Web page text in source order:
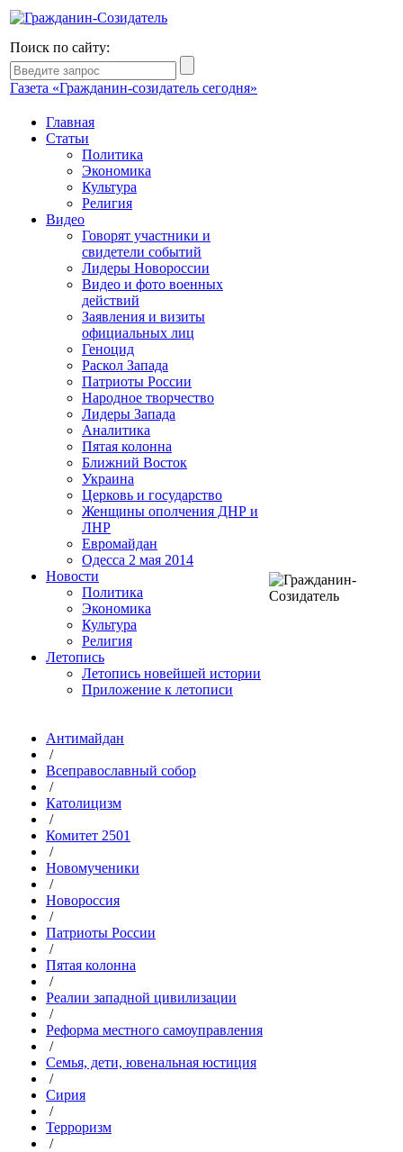
Поиск по сайту:
Газета «Гражданин-созидатель сегодня»
Главная
Статьи
Политика
Экономика
Культура
Религия
Видео
Говорят участники и
свидетели событий
Лидеры Новороссии
Видео и фото военных
действий
Заявления и визиты
официальных лиц
Геноцид
Раскол Запада
Патриоты России
Народное творчество
Лидеры Запада
Аналитика
Пятая колонна
Ближний Восток
Украина
Церковь и государство
Женщины ополчения ДНР и
ЛНР
Евромайдан
Одесса 2 мая 2014
Новости
Политика
Экономика
Культура
Религия
Летопись
Летопись новейшей истории
Приложение к летописи
Антимайдан
/
Всеправославный собор
/
Католицизм
/
Комитет 2501
/
Новомученики
/
Новороссия
/
Патриоты России
/
Пятая колонна
/
Реалии западной цивилизации
/
Реформа местного самоуправления
/
Семья, дети, ювенальная юстиция
/
Сирия
/
Терроризм
/